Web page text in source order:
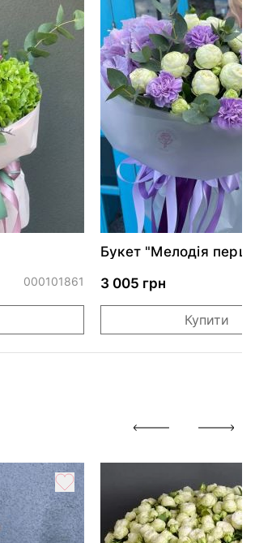
000101861
Букет "Мелодія
3 005 грн
Купити